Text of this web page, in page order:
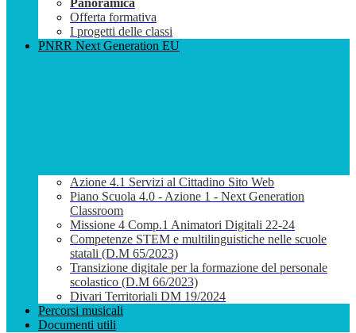
Panoramica
Offerta formativa
I progetti delle classi
PNRR Next Generation EU
Azione 4.1 Servizi al Cittadino Sito Web
Piano Scuola 4.0 - Azione 1 - Next Generation
Classroom
Missione 4 Comp.1 Animatori Digitali 22-24
Competenze STEM e multilinguistiche nelle scuole
statali (D.M 65/2023)
Transizione digitale per la formazione del personale
scolastico (D.M 66/2023)
Divari Territoriali DM 19/2024
Percorsi musicali
Documenti utili